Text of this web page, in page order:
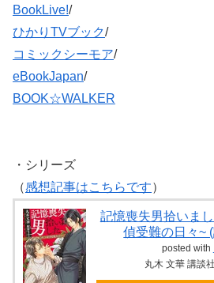
BookLive!/
ひかりTVブック/
コミックシーモア/
eBookJapan/
BOOK☆WALKER
・シリーズ
（感想記事はこちらです）
記憶喪失男拾いま
偵受難の日々~
posted with
丸木 文華 講談